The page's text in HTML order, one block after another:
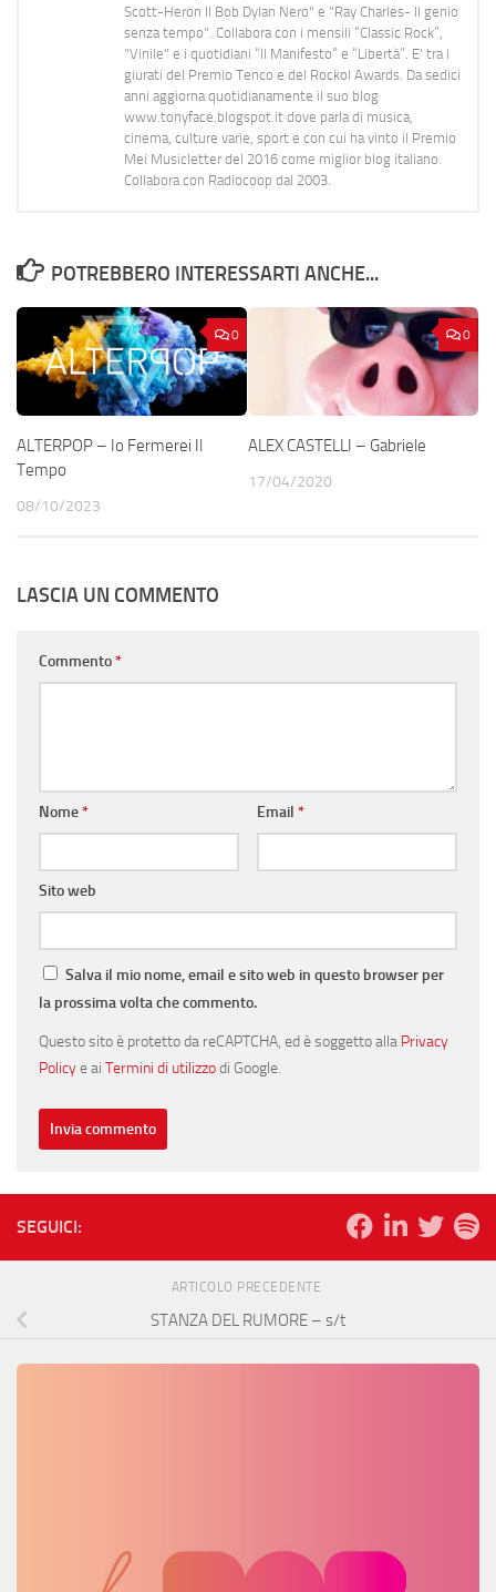
Scott-Heron Il Bob Dylan Nero" e "Ray Charles- Il genio
senza tempo". Collabora con i mensili “Classic Rock”,
"Vinile" e i quotidiani “Il Manifesto” e “Libertà”. E' tra i
giurati del Premio Tenco e del Rockol Awards. Da sedici
anni aggiorna quotidianamente il suo blog
www.tonyface.blogspot.it dove parla di musica,
cinema, culture varie, sport e con cui ha vinto il Premio
Mei Musicletter del 2016 come miglior blog italiano.
Collabora con Radiocoop dal 2003.
POTREBBERO INTERESSARTI ANCHE...
0
ALTERPOP – Io Fermerei Il
Tempo
08/10/2023
0
ALEX CASTELLI – Gabriele
17/04/2020
LASCIA UN COMMENTO
Commento*
Nome* Email *
Sito web
Salva il mio nome, email e sito web in questo browser per
la prossima volta che commento.
Questo sito è protetto da reCAPTCHA, ed è soggetto alla Privacy
Policye ai Termini di utilizzodi Google.
SEGUICI:
ARTICOLO PRECEDENTE
STANZA DEL RUMORE – s/t